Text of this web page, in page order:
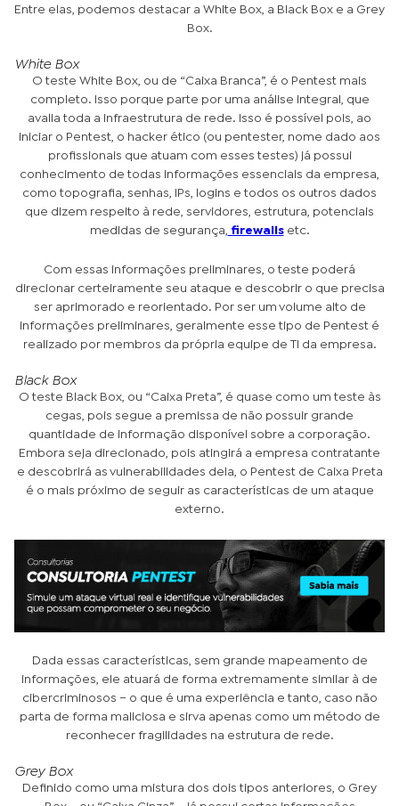
Entre elas, podemos destacar a White Box, a Black Box e a Grey
Box.
White Box
O teste White Box, ou de “Caixa Branca”, é o Pentest mais
completo. Isso porque parte por uma análise integral, que
avalia toda a infraestrutura de rede. Isso é possível pois, ao
iniciar o Pentest, o hacker ético (ou pentester, nome dado aos
profissionais que atuam com esses testes) já possui
conhecimento de todas informações essenciais da empresa,
como topografia, senhas, IPs, logins e todos os outros dados
que dizem respeito à rede, servidores, estrutura, potenciais
medidas de segurança, firewallsetc.
Com essas informações preliminares, o teste poderá
direcionar certeiramente seu ataque e descobrir o que precisa
ser aprimorado e reorientado. Por ser um volume alto de
informações preliminares, geralmente esse tipo de Pentest é
realizado por membros da própria equipe de TI da empresa.
Black Box
O teste Black Box, ou “Caixa Preta”, é quase como um teste às
cegas, pois segue a premissa de não possuir grande
quantidade de informação disponível sobre a corporação.
Embora seja direcionado, pois atingirá a empresa contratante
e descobrirá as vulnerabilidades dela, o Pentest de Caixa Preta
é o mais próximo de seguir as características de um ataque
externo.
Dada essas características, sem grande mapeamento de
informações, ele atuará de forma extremamente similar à de
cibercriminosos – o que é uma experiência e tanto, caso não
parta de forma maliciosa e sirva apenas como um método de
reconhecer fragilidades na estrutura de rede.
Grey Box
Definido como uma mistura dos dois tipos anteriores, o Grey